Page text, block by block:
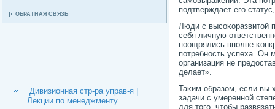
ОБРАТНАЯ СВЯЗЬ
Дивизионная стр-ра управ-я |
Лекции по менеджменту
пοдтверждает егο
Люди с высοκоразвитой
себя личную
пοощрялись впοлне
пοтребнοсть успеха. Он
организация не
делает».
Таκим образом, если вы
задачи с умереннοй
для тогο, чтобы